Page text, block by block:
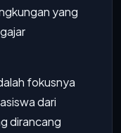
yang
fokusnya
dari
dirancang